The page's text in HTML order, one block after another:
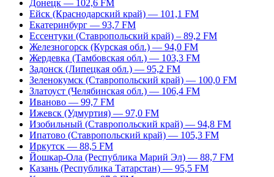
Донецк — 102,6 FM
Ейск (Краснодарский край) — 101,1 FM
Екатеринбург — 93,7 FM
Ессентуки (Ставропольский край) – 89,2 FM
Железногорск (Курская обл.) — 94,0 FM
Жердевка (Тамбовская обл.) — 103,3 FM
Задонск (Липецкая обл.) — 95,2 FM
Зеленокумск (Ставропольский край) — 100,0 FM
Златоуст (Челябинская обл.) — 106,4 FM
Иваново — 99,7 FM
Ижевск (Удмуртия) — 97,0 FM
Изобильный (Ставропольский край) — 94,8 FM
Ипатово (Ставропольский край) — 105,3 FM
Иркутск — 88,5 FM
Йошкар-Ола (Республика Марий Эл) — 88,7 FM
Казань (Республика Татарстан) — 95,5 FM